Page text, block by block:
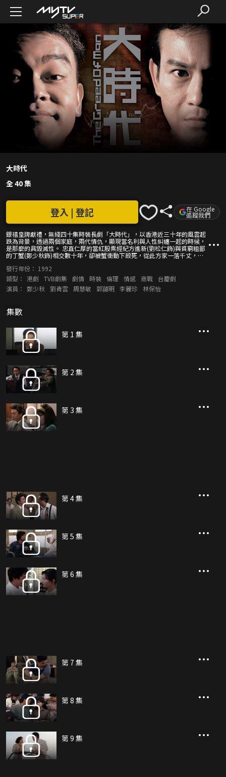
大時代
全 40 集
銀禧皇牌獻禮，無綫四十集時裝長劇「大時代」，以香港近三十年的風雲起
跌為背景，透過兩個家庭，兩代情仇，顯現當名利與人性糾纏一起的時候，
是那麼的具毀滅性。 忠直仁厚的當紅股票經紀方進新(劉松仁飾)與貧窮粗鄙
的丁蟹(鄭少秋飾)相交數十年，卻被蟹衝動下殺死，從此方家一落千丈，新
進新長子展博(劉青雲飾)長大成人，但卻一直投閒置散。後得父舊友葉天(羅
樂林飾)教誨，正欲發奮圖強之際，得悉蟹已潛逃返港，他誓要為父討回公
道，奈何丁家兒子孝蟹(邵仲衡飾)，利蟹(陶大宇飾)等為黑社會大哥，勢力龐
大。博幾經奔走，終使蟹被判極刑！但連串噩夢亦因而展開：先是幼妹敏(楊
獲提早假釋出獄。雖失意於舊情人玲，事業卻一帆風順，更有意進軍股票
顏知己阮梅(周慧敏飾)及龍成邦之女龍紀文(郭藹明飾)回港，並聯同婷好友陳
滔滔(林保怡飾)秘密部署，擬把股票市場變成宰殺丁蟹的屠場。
登入 | 登記 在 Google
追蹤我們
發行年份： 1992
類型： 港劇 TVB劇集 劇情 時裝 倫理 情感 商戰
台慶劇
演員： 鄭少秋 劉青雲 周慧敏 郭藹明 李麗珍 林保怡
集數
第 1 集
第 2 集
第 3 集
第 4 集
第 5 集
第 6 集
第 7 集
第 8 集
第 9 集